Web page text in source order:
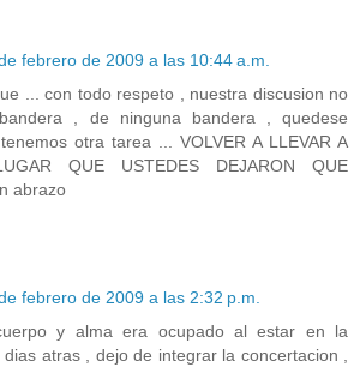
febrero de 2009 a las 10:44 a.m.
... con todo respeto , nuestra discusion no
, de ninguna bandera , quedese
otra tarea ... VOLVER A LLEVAR A
QUE USTEDES DEJARON QUE
abrazo
febrero de 2009 a las 2:32 p.m.
y alma era ocupado al estar en la
atras , dejo de integrar la concertacion ,